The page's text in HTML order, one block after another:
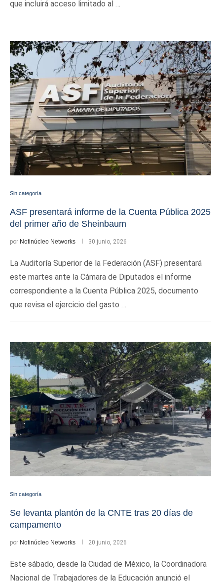
que incluirá acceso limitado al …
Sin categoría
ASF presentará informe de la Cuenta Pública 2025
del primer año de Sheinbaum
por Notinúcleo Networks 30 junio, 2026
La Auditoría Superior de la Federación (ASF) presentará
este martes ante la Cámara de Diputados el informe
correspondiente a la Cuenta Pública 2025, documento
que revisa el ejercicio del gasto …
Sin categoría
Se levanta plantón de la CNTE tras 20 días de
campamento
por Notinúcleo Networks 20 junio, 2026
Este sábado, desde la Ciudad de México, la Coordinadora
Nacional de Trabajadores de la Educación anunció el